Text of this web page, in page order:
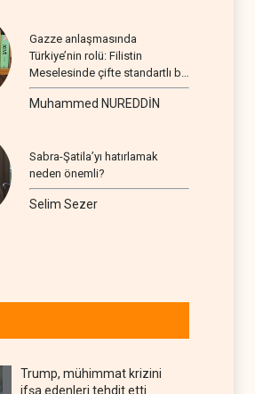
Gazze anlaşmasında
Türkiye’nin rolü: Filistin
Meselesinde çifte standartlı bir
seyir
Muhammed NUREDDİN
Sabra-Şatila’yı hatırlamak
neden önemli?
Selim Sezer
Trump, mühimmat krizini
ifşa edenleri tehdit etti